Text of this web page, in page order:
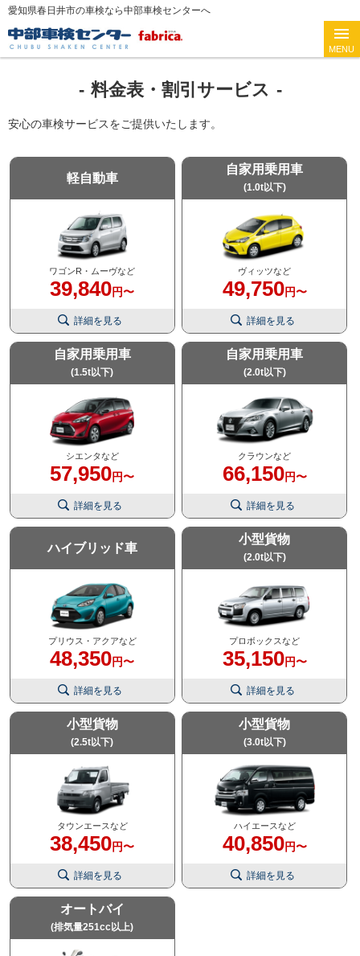
愛知県春日井市の車検なら中部車検センターへ
料金表・割引サービス
安心の車検サービスをご提供いたします。
軽自動車
ワゴンR・ムーヴなど
39,840円〜
詳細を見る
自家用乗用車
(1.0t以下)
ヴィッツなど
49,750円〜
詳細を見る
自家用乗用車
(1.5t以下)
シエンタなど
57,950円〜
詳細を見る
自家用乗用車
(2.0t以下)
クラウンなど
66,150円〜
詳細を見る
ハイブリッド車
プリウス・アクアなど
48,350円〜
詳細を見る
小型貨物
(2.0t以下)
プロボックスなど
35,150円〜
詳細を見る
小型貨物
(2.5t以下)
タウンエースなど
38,450円〜
詳細を見る
小型貨物
(3.0t以下)
ハイエースなど
40,850円〜
詳細を見る
オートバイ
(排気量251cc以上)